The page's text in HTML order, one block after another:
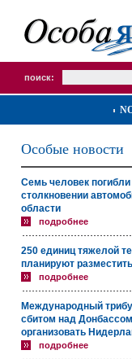
поиск:
Особые новости
Семь человек погибли
столкновении
области
подробнее
250 единиц тяжелой
планируют
подробнее
Международный
сбитом над
организовать
подробнее